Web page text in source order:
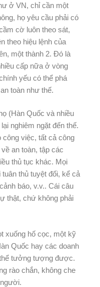
ở VN, chỉ cần một
họ yêu cầu phải có
cờ luôn theo sát,
theo hiệu lệnh của
một thành 2. Đó là
cấp nữa ở vòng
yếu có thể phá
toàn như thế.
(Hàn Quốc và nhiều
nghiêm ngặt đến thế.
việc, tất cả công
an toàn, tập các
thủ tục khác. Mọi
thủ tuyệt đối, kể cả
báo, v.v.. Cái câu
thật, chứ không phải
xuống hố cọc, một kỹ
Quốc hay các doanh
tưởng tượng được.
rào chắn, không che